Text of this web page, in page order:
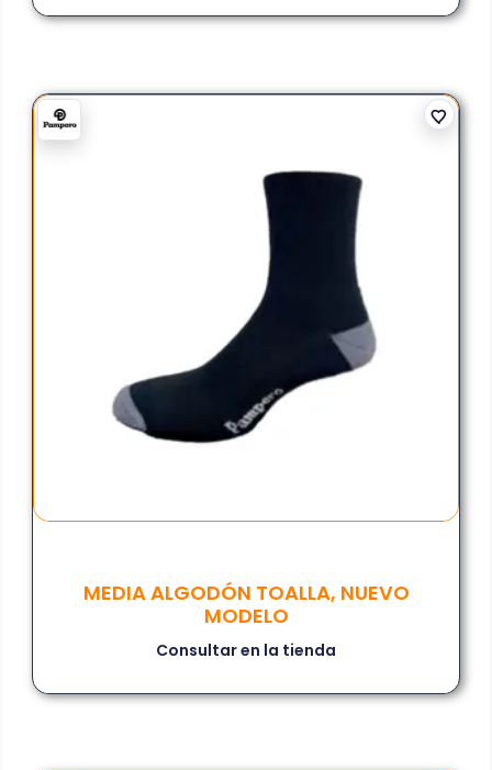
MEDIA ALGODÓN TOALLA, NUEVO
MODELO
Consultar en la tienda